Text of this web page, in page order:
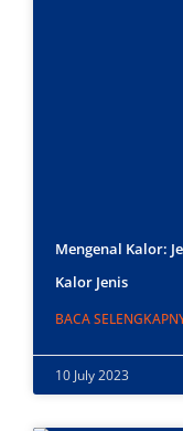
Mengenal Kalor:
Kalor Jenis
BACA
10 July 2023